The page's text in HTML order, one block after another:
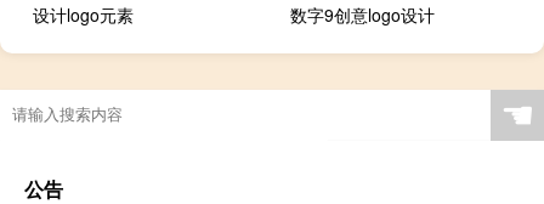
设计logo元素
数字9创意logo设计
☚
公告